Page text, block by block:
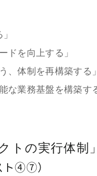
ドを向上する」
、体制を再構築する
な業務基盤を構築す
トの実行体制
ト④⑦）